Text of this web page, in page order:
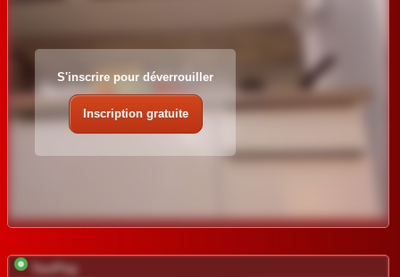
S'inscrire pour déverrouiller
Inscription gratuite
TwoPlay